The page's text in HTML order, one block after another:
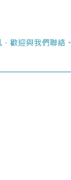
歡迎與我們聯絡。